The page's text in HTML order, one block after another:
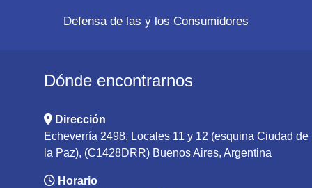
Defensa de las y los Consumidores
Dónde encontrarnos
Dirección
Echeverría 2498, Locales 11 y 12 (esquina Ciudad de
la Paz), (C1428DRR) Buenos Aires, Argentina
Horario